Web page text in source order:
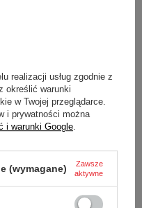
realizacji usług zgodnie z
określić warunki
w Twojej przeglądarce.
i prywatności można
i warunki Google.
(wymagane)
Zawsze
aktywne